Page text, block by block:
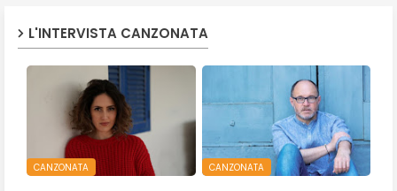
L'INTERVISTA CANZONATA
CANZONATA CANZONATA